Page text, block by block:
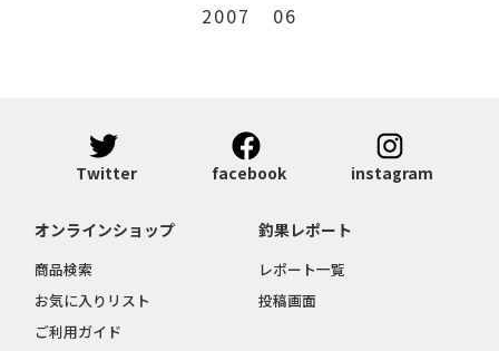
2007
06
Twitter facebook instagram
オンラインショップ
商品検索
お気に入りリスト
ご利用ガイド
釣果レポート
レポート一覧
投稿画面